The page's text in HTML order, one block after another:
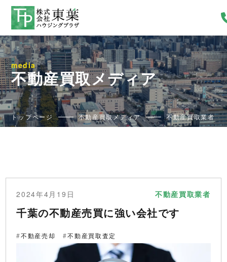
media
不動産買取メディア
トップページ 不動産買取メディア 不動産買取業者
2024年4月19日 不動産買取業者
千葉の不動産売買に強い会社です
不動産売却 不動産買取査定